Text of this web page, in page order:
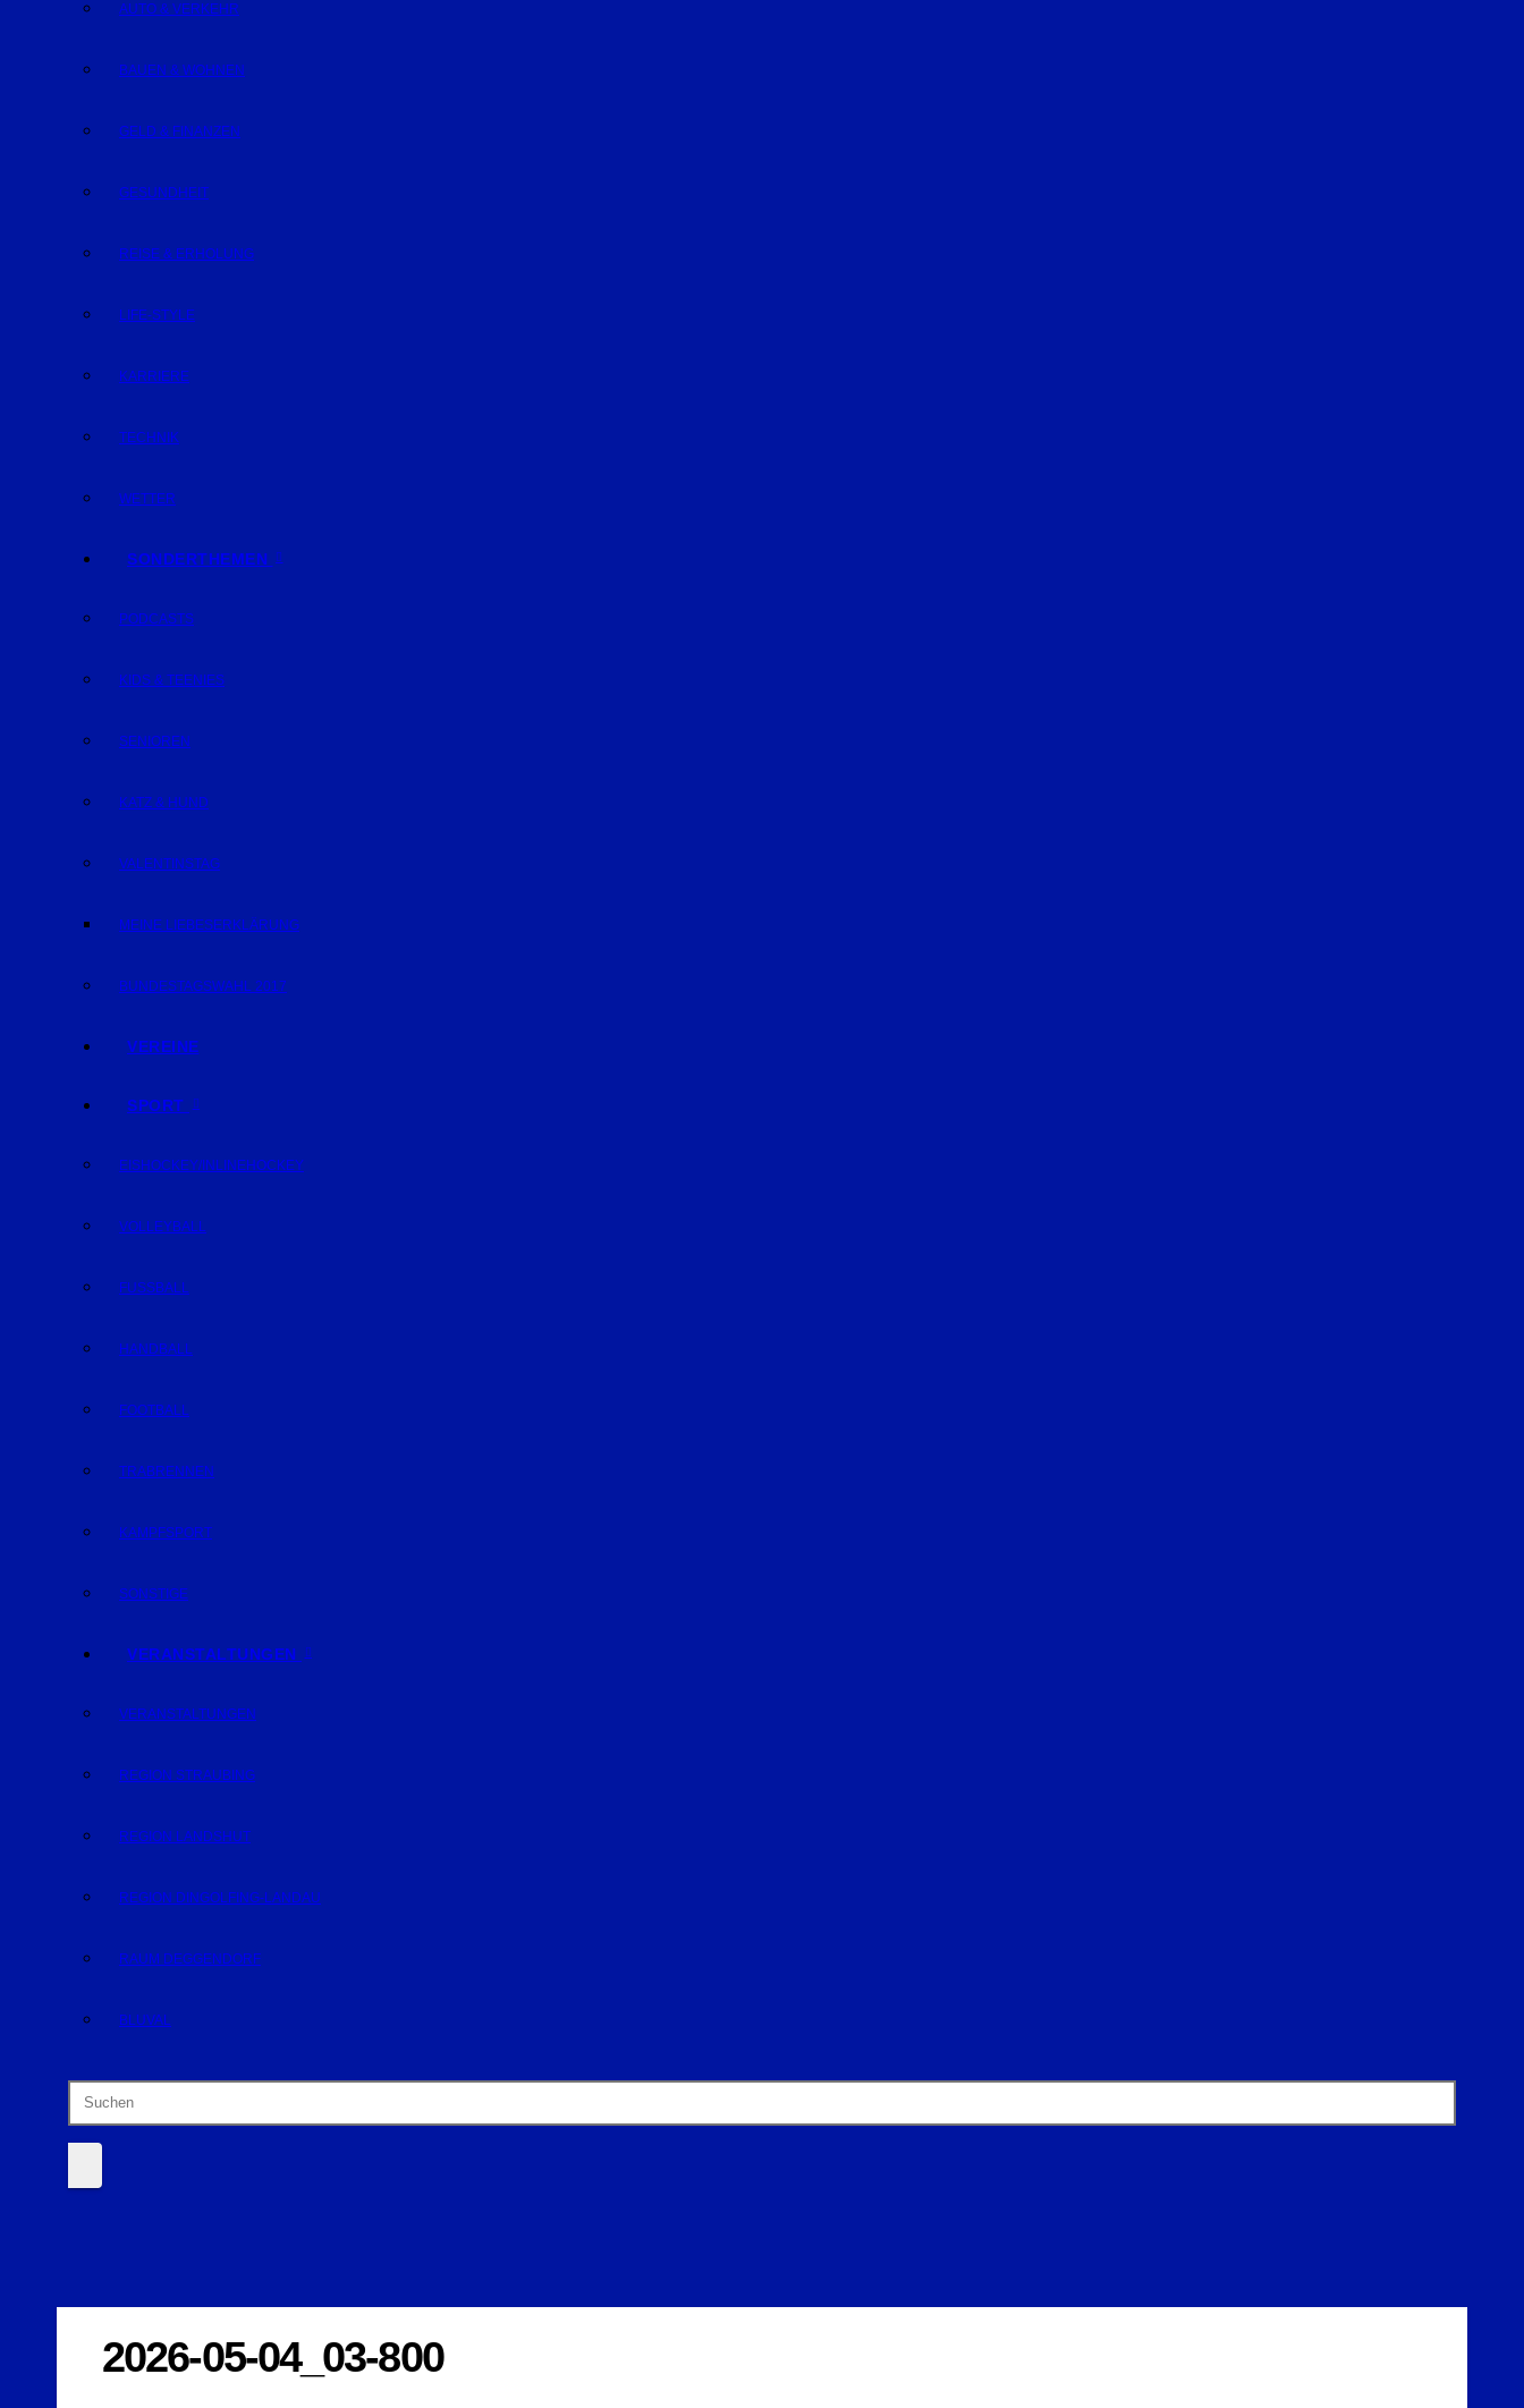
AUTO & VERKEHR
BAUEN & WOHNEN
GELD & FINANZEN
GESUNDHEIT
REISE & ERHOLUNG
LIFE-STYLE
KARRIERE
TECHNIK
WETTER
SONDERTHEMEN
PODCASTS
KIDS & TEENIES
SENIOREN
KATZ & HUND
VALENTINSTAG
MEINE LIEBESERKLÄRUNG
BUNDESTAGSWAHL 2017
VEREINE
SPORT
EISHOCKEY/INLINEHOCKEY
VOLLEYBALL
FUSSBALL
HANDBALL
FOOTBALL
TRABRENNEN
KAMPFSPORT
SONSTIGE
VERANSTALTUNGEN
VERANSTALTUNGEN
REGION STRAUBING
REGION LANDSHUT
REGION DINGOLFING-LANDAU
RAUM DEGGENDORF
BLUVAL
2026-05-04_03-800